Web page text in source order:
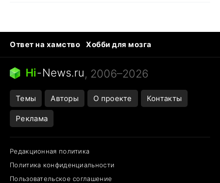
Ответ на хамство
Хобби для мозга
Бензин 100 и 95
Тунцы в океанариуме
Следующая пандемия
Hi-News.ru, 2006–2026
Темы Авторы О проекте Контакты
Реклама
Редакционная политика
Политика конфиденциальности
Пользовательское соглашение